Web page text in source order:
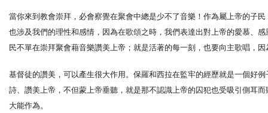
當你來到教會崇拜，必會察覺在聚會中總是少不了音樂！作為屬上帝的子
也涉及我們的理性和感情，因為在歌頌之時，我們表達出對上帝的愛慕
民不單在崇拜聚會藉音樂讚美上帝；就是活著的每一刻，也要向主歌唱，
基督徒的讚美，可以產生很大作用。保羅和西拉在監牢的經歷就是一個好
詩、讚美上帝，不但蒙上帝垂聽，就是那不認識上帝的囚犯也受吸引側耳
大能作為。